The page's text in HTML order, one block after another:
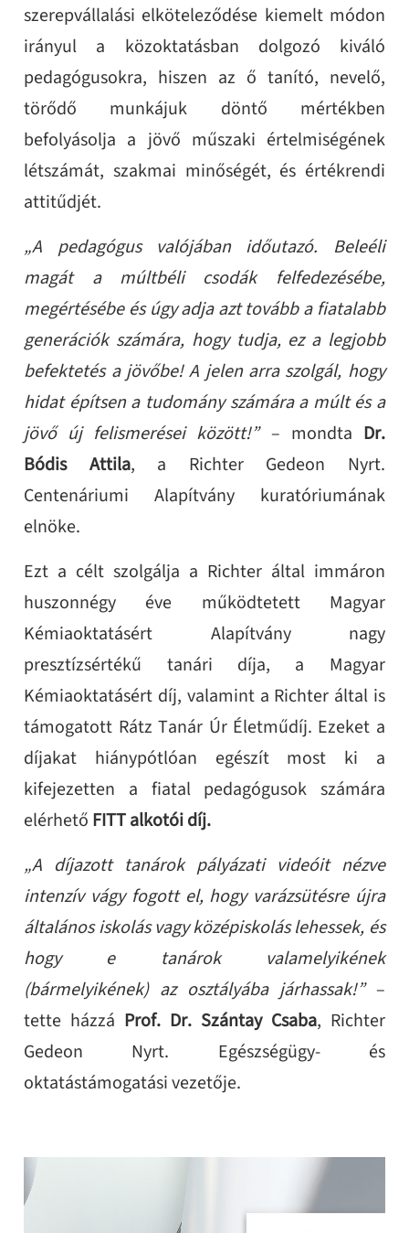
szerepvállalási elköteleződése kiemelt módon
irányul a közoktatásban dolgozó kiváló
pedagógusokra, hiszen az ő tanító, nevelő,
törődő munkájuk döntő mértékben
befolyásolja a jövő műszaki értelmiségének
létszámát, szakmai minőségét, és értékrendi
attitűdjét.
„A pedagógus valójában időutazó. Beleéli
magát a múltbéli csodák felfedezésébe,
megértésébe és úgy adja azt tovább a fiatalabb
generációk számára, hogy tudja, ez a legjobb
befektetés a jövőbe! A jelen arra szolgál, hogy
hidat építsen a tudomány számára a múlt és a
jövő új felismerései között!” – mondta Dr.
Bódis Attila, a Richter Gedeon Nyrt.
Centenáriumi Alapítvány kuratóriumának
elnöke.
Ezt a célt szolgálja a Richter által immáron
huszonnégy éve működtetett Magyar
Kémiaoktatásért Alapítvány nagy
presztízsértékű tanári díja, a Magyar
Kémiaoktatásért díj, valamint a Richter által is
támogatott Rátz Tanár Úr Életműdíj. Ezeket a
díjakat hiánypótlóan egészít most ki a
kifejezetten a fiatal pedagógusok számára
elérhető FITT alkotói díj.
„A díjazott tanárok pályázati videóit nézve
intenzív vágy fogott el, hogy varázsütésre újra
általános iskolás vagy középiskolás lehessek, és
hogy e tanárok valamelyikének
(bármelyikének) az osztályába járhassak!”–
tette házzá Prof. Dr. Szántay Csaba, Richter
Gedeon Nyrt. Egészségügy- és
oktatástámogatási vezetője.